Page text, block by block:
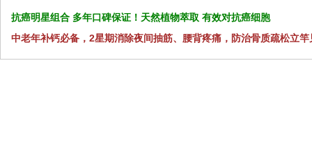
抗癌明星组合 多年口碑保证！天然植物萃取 有效对抗癌细胞
中老年补钙必备，2星期消除夜间抽筋、腰背疼痛，防治骨质疏松立竿